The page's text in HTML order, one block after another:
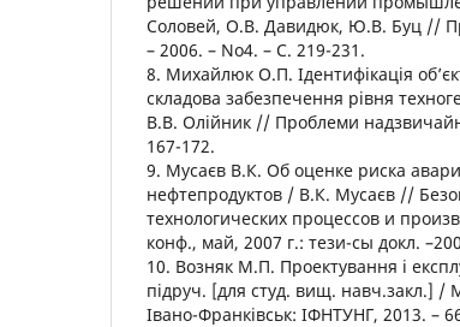
Соловей, О.В. Давидюк, Ю.В. Буц //
– 2006. – No4. – С. 219-231.
8. Михайлюк О.П. Ідентифікація
складова забезпечення рівня
В.В. Олійник // Проблеми
167-172.
9. Мусаєв В.К. Об оценке риска
нефтепродуктов / В.К. Мусаєв //
технологических процессов и
конф., май, 2007 г.: тези-сы докл.
10. Возняк М.П. Проектування і
підруч. [для студ. вищ. навч.закл.]
Івано-Франківськ: ІФНТУНГ, 2013. –